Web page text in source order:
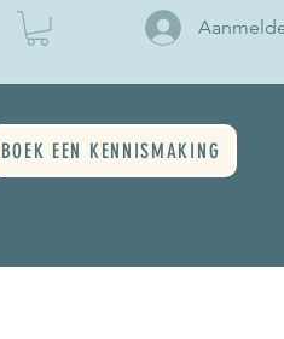
BOEK EEN KENNISMAKING